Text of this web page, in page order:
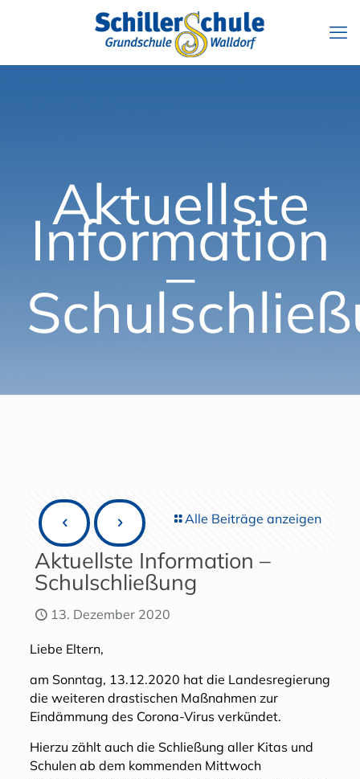
Aktuellste
Information
–
Alle Beiträge anzeigen
Aktuellste Information –
Schulschließung
13. Dezember 2020
Liebe Eltern,
am Sonntag, 13.12.2020 hat die Landesregierung
die weiteren drastischen Maßnahmen zur
Eindämmung des Corona-Virus verkündet.
Hierzu zählt auch die Schließung aller Kitas und
Schulen ab dem kommenden Mittwoch